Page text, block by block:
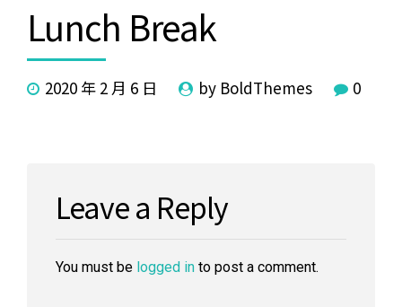
Lunch Break
2020 年 2 月 6 日 by BoldThemes 0
Leave a Reply
You must be logged in to post a comment.